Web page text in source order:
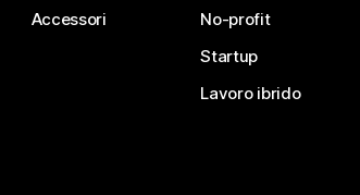
Accessori
No-profit
Startup
Lavoro ibrido